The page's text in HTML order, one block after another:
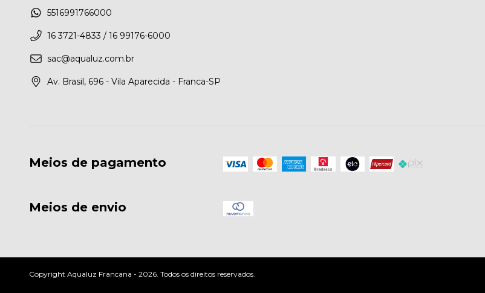
5516991766000
16 3721-4833 / 16 99176-6000
sac@aqualuz.com.br
Av. Brasil, 696 - Vila Aparecida - Franca-SP
Meios de pagamento
Meios de envio
Copyright Aqualuz Francana - 2026. Todos os direitos reservados.